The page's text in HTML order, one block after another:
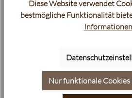
Diese Website verwendet
bestmögliche Funktionalität
Informationen
Nur funktionale